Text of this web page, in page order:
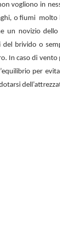
vogliono in
o fiumi molto
un novizio
del brivido o
In caso di
per